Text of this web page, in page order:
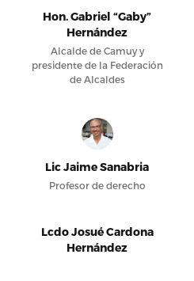
Hon. Gabriel “Gaby”
Hernández
Alcalde de Camuy y
presidente de la Federación
de Alcaldes
Lic Jaime Sanabria
Profesor de derecho
Lcdo Josué Cardona
Hernández